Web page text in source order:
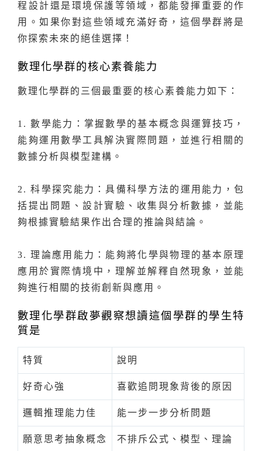
程設計還是環境保護等領域，都能發揮重要的作
用。如果你對這些領域充滿好奇，這個學群將是
你探索未來的絕佳選擇！
數理化學群的核心素養能力
數理化學群的三個最重要的核心素養能力如下：
1. 數學能力：掌握數學的基本概念與運算技巧，
能夠運用數學工具解決實際問題，並進行相關的
數據分析與模型建構。
2. 科學探究能力：具備科學方法的運用能力，包
括提出問題、設計實驗、收集與分析數據，並能
夠根據實驗結果作出合理的推論與結論。
3. 理論應用能力：能夠將化學與物理的基本原理
應用於實際情境中，理解並解釋自然現象，並能
夠進行相關的技術創新與應用。
數理化學群啟夢觀察想讀這個學群的學生特
質是
特質 說明
好奇心強 喜歡追問現象背後的原因
邏輯推理能力佳 能一步一步分析問題
願意思考抽象概念 不排斥公式、模型、理論